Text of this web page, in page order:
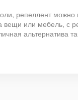
репеллент можно
вещи или мебель, с
альтернатива